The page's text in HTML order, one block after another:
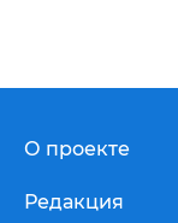
О проекте
Редакция